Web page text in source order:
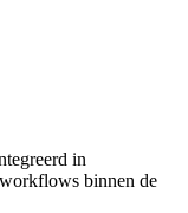
in
binnen de